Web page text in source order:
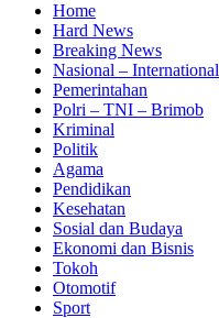
Home
Hard News
Breaking News
Nasional – International
Pemerintahan
Polri – TNI – Brimob
Kriminal
Politik
Agama
Pendidikan
Kesehatan
Sosial dan Budaya
Ekonomi dan Bisnis
Tokoh
Otomotif
Sport